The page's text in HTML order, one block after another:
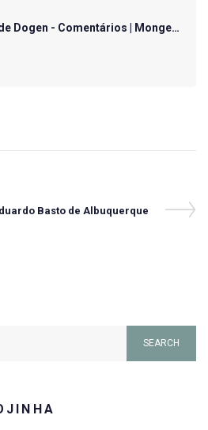
Dogen - Comentários | Monge…
Basto de Albuquerque
SEARCH